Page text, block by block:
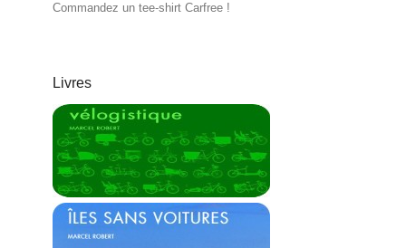
Commandez un tee-shirt Carfree !
Livres